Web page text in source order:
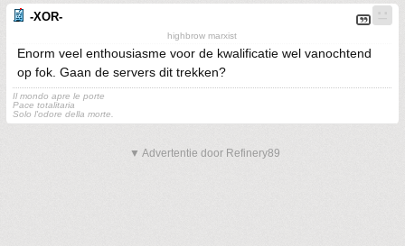
-XOR-
highbrow marxist
Enorm veel enthousiasme voor de kwalificatie wel vanochtend
op fok. Gaan de servers dit trekken?
Il mondo apre le porte
Pace totalitaria
Solo l'odore della morte.
▼ Advertentie door Refinery89